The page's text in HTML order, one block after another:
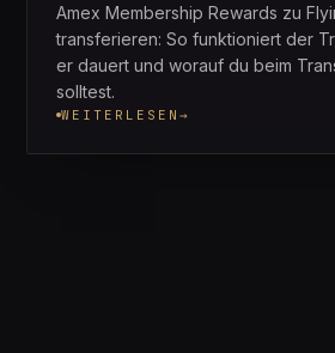
Amex Membership Rewards zu
transferieren: So funktioniert der
er dauert und worauf du beim
solltest.
WEITERLESEN→